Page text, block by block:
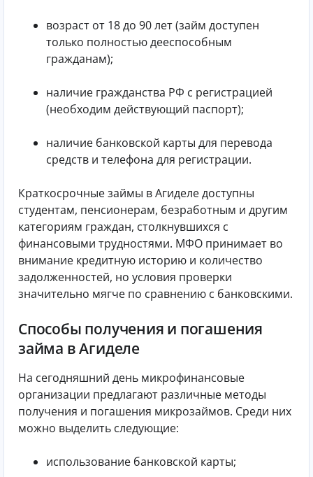
возраст от 18 до 90 лет (займ доступен
только полностью дееспособным
гражданам);
наличие гражданства РФ с регистрацией
(необходим действующий паспорт);
наличие банковской карты для перевода
средств и телефона для регистрации.
Краткосрочные займы в Агиделе доступны
студентам, пенсионерам, безработным и другим
категориям граждан, столкнувшихся с
финансовыми трудностями. МФО принимает во
внимание кредитную историю и количество
задолженностей, но условия проверки
значительно мягче по сравнению с банковскими.
Способы получения и погашения
займа в Агиделе
На сегодняшний день микрофинансовые
организации предлагают различные методы
получения и погашения микрозаймов. Среди них
можно выделить следующие:
использование банковской карты;